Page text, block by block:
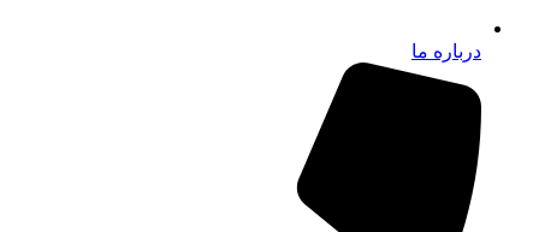
درباره ما